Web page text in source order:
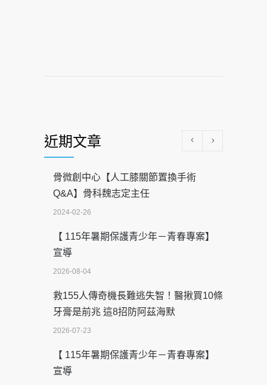
近期文章
骨微創中心【人工膝關節置換手術
Q&A】骨科魏志定主任
2024-02-26
【 115年暑期保護青少年－青春專案】
宣導
2026-08-04
救155人傳奇機長難逃失智！醫揪買10條
牙膏是前兆 這8招防阿茲海默
2026-07-23
【 115年暑期保護青少年－青春專案】
宣導